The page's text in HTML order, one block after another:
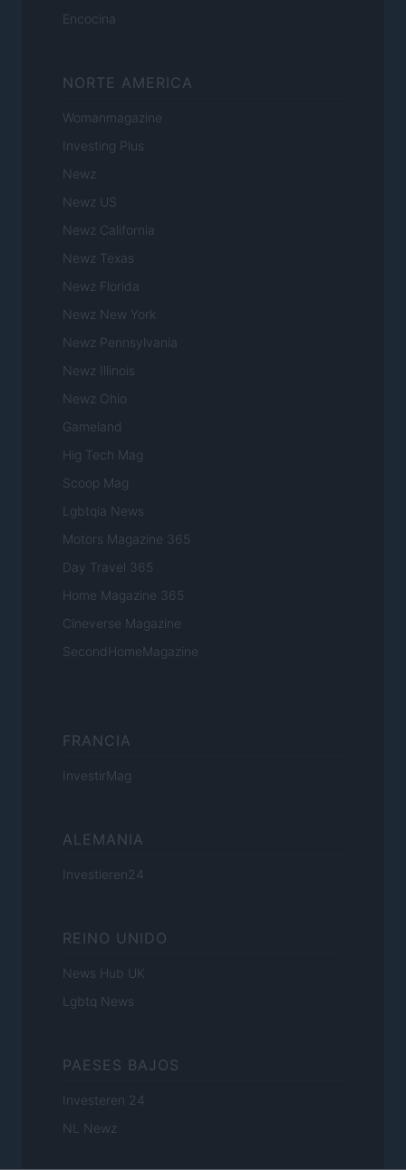
Encocina
NORTE AMERICA
Womanmagazine
Investing Plus
Newz
Newz US
Newz California
Newz Texas
Newz Florida
Newz New York
Newz Pennsylvania
Newz Illinois
Newz Ohio
Gameland
Hig Tech Mag
Scoop Mag
Lgbtqia News
Motors Magazine 365
Day Travel 365
Home Magazine 365
Cineverse Magazine
SecondHomeMagazine
FRANCIA
InvestirMag
ALEMANIA
Investieren24
REINO UNIDO
News Hub UK
Lgbtq News
PAESES BAJOS
Investeren 24
NL Newz